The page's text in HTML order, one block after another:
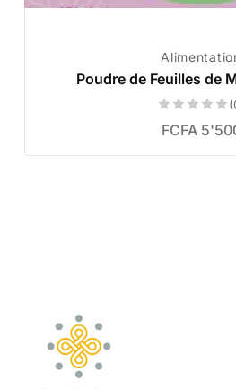
Poudre de Feuilles de
FCFA